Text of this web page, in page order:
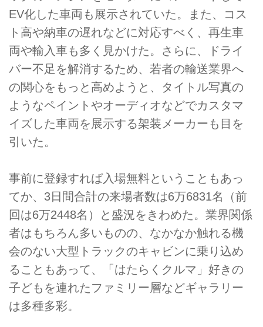
EV化した車両も展示されていた。また、コス
ト高や納車の遅れなどに対応すべく、再生車
両や輸入車も多く見かけた。さらに、ドライ
バー不足を解消するため、若者の輸送業界へ
の関心をもっと高めようと、タイトル写真の
ようなペイントやオーディオなどでカスタマ
イズした車両を展示する架装メーカーも目を
引いた。
事前に登録すれば入場無料ということもあっ
てか、3日間合計の来場者数は6万6831名（前
回は6万2448名）と盛況をきわめた。業界関係
者はもちろん多いものの、なかなか触れる機
会のない大型トラックのキャビンに乗り込め
ることもあって、「はたらくクルマ」好きの
子どもを連れたファミリー層などギャラリー
は多種多彩。